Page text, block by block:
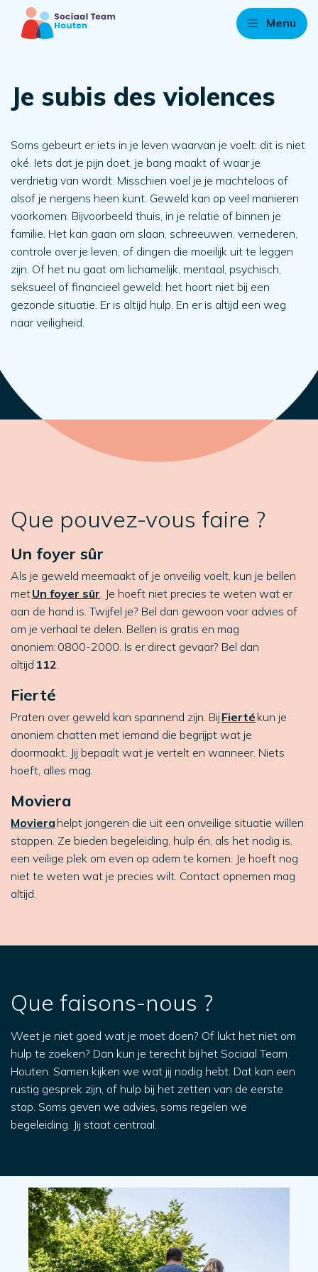
Menu
Je subis des violences
Soms gebeurt er iets in je leven waarvan je voelt: dit is niet
oké. Iets dat je pijn doet, je bang maakt of waar je
verdrietig van wordt. Misschien voel je je machteloos of
alsof je nergens heen kunt. Geweld kan op veel manieren
voorkomen. Bijvoorbeeld thuis, in je relatie of binnen je
familie. Het kan gaan om slaan, schreeuwen, vernederen,
controle over je leven, of dingen die moeilijk uit te leggen
zijn. Of het nu gaat om lichamelijk, mentaal, psychisch,
seksueel of financieel geweld: het hoort niet bij een
gezonde situatie. Er is altijd hulp. En er is altijd een weg
naar veiligheid.
Que pouvez-vous faire ?
Un foyer sûr
Als je geweld meemaakt of je onveilig voelt, kun je bellen
metUn foyer sûr. Je hoeft niet precies te weten wat er
aan de hand is. Twijfel je? Bel dan gewoon voor advies of
om je verhaal te delen. Bellen is gratis en mag
anoniem: 0800-2000. Is er direct gevaar? Bel dan
altijd 112.
Fierté
Praten over geweld kan spannend zijn. Bij Fierté kun je
anoniem chatten met iemand die begrijpt wat je
doormaakt. Jij bepaalt wat je vertelt en wanneer. Niets
hoeft, alles mag.
Moviera
Moviera helpt jongeren die uit een onveilige situatie willen
stappen. Ze bieden begeleiding, hulp én, als het nodig is,
een veilige plek om even op adem te komen. Je hoeft nog
niet te weten wat je precies wilt. Contact opnemen mag
altijd.
Que faisons-nous ?
Weet je niet goed wat je moet doen? Of lukt het niet om
hulp te zoeken? Dan kun je terecht bij het Sociaal Team
Houten. Samen kijken we wat jij nodig hebt. Dat kan een
rustig gesprek zijn, of hulp bij het zetten van de eerste
stap. Soms geven we advies, soms regelen we
begeleiding. Jij staat centraal.